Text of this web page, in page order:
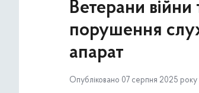
Ветерани війни
порушення
апарат
Опубліковано 07 серпня 2025 року